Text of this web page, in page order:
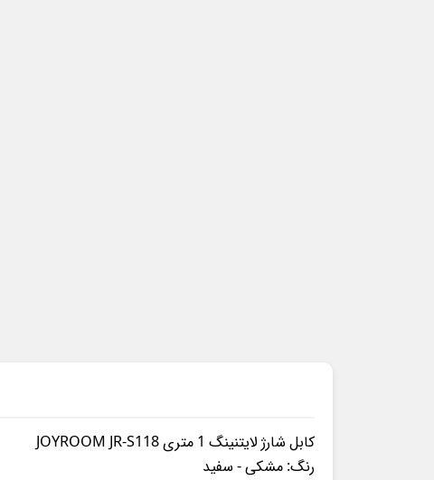
کابل شارژ لایتنینگ 1 متری JOYROOM JR-S118
رنگ: مشکی - سفید